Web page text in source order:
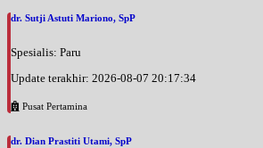
dr. Sutji Astuti Mariono, SpP
Spesialis: Paru
Update terakhir: 2026-08-07 20:17:34
Pusat Pertamina
dr. Dian Prastiti Utami, SpP